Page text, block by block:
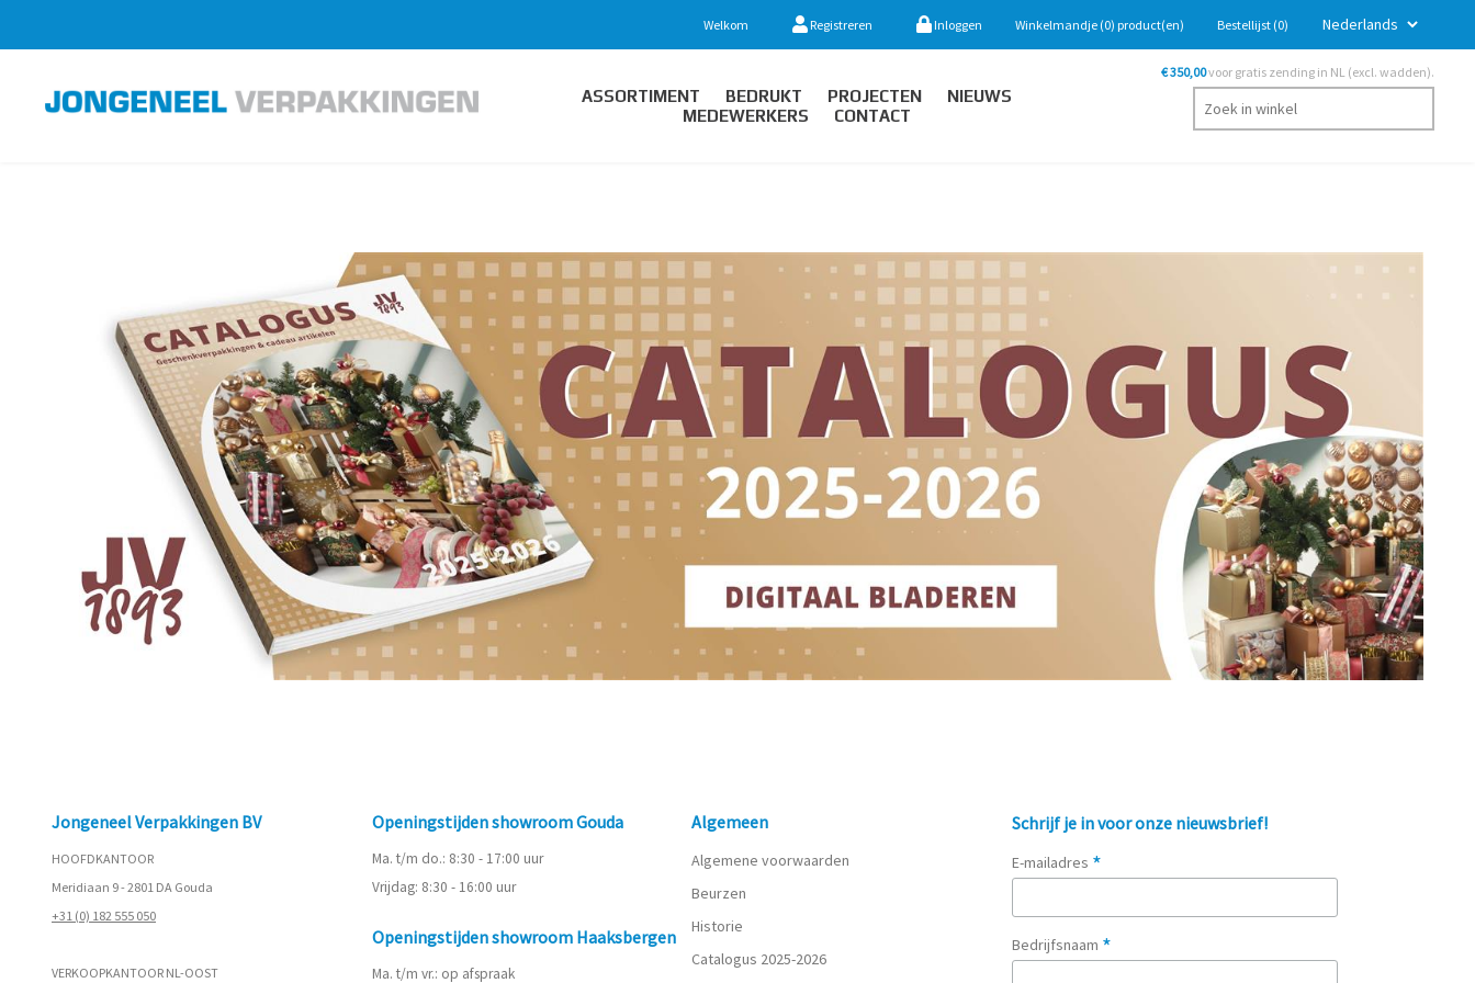
Welkom Registreren Inloggen Winkelmandje (0) product(en) Bestellijst (0)
ASSORTIMENT BEDRUKT PROJECTEN
NIEUWS
MEDEWERKERS
CONTACT
€ 350,00voor gratis zending in NL (excl. wadden).
Jongeneel Verpakkingen BV
HOOFDKANTOOR
Meridiaan 9 - 2801 DA Gouda
+31 (0) 182 555 050
VERKOOPKANTOOR NL-OOST
Openingstijden showroom Gouda
Ma. t/m do.: 8:30 - 17:00 uur
Vrijdag: 8:30 - 16:00 uur
Openingstijden showroom Haaksbergen
Ma. t/m vr.: op afspraak
Algemeen
Algemene voorwaarden
Beurzen
Historie
Catalogus 2025-2026
Schrijf je in voor onze nieuwsbrief!
E-mailadres *
Bedrijfsnaam *